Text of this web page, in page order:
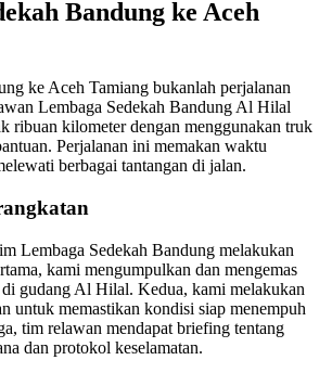
Bandung ke Aceh
ke Aceh Tamiang bukanlah perjalanan
Lembaga Sedekah Bandung Al Hilal
ribuan kilometer dengan menggunakan truk
Perjalanan ini memakan waktu
berbagai tantangan di jalan.
Lembaga Sedekah Bandung melakukan
kami mengumpulkan dan mengemas
gudang Al Hilal. Kedua, kami melakukan
untuk memastikan kondisi siap menempuh
tim relawan mendapat briefing tentang
dan protokol keselamatan.